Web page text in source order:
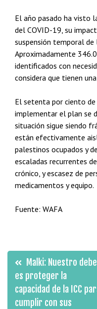
El año pasado ha visto
del COVID-19, su
suspensión temporal
Aproximadamente
identificados con
considera que tienen
El setenta por ciento
implementar el plan se
situación sigue siendo
están efectivamente
palestinos ocupados y
escaladas recurrentes
crónico, y escasez de
medicamentos y equipo.
Fuente: WAFA
Navegación
de
entradas
Malki: Nuestro
es proteger la
capacidad de la ICC
cumplir con sus